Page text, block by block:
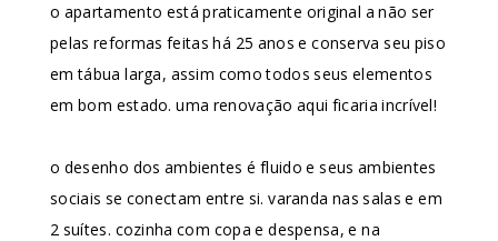
o apartamento está praticamente original a não ser
pelas reformas feitas há 25 anos e conserva seu piso
em tábua larga, assim como todos seus elementos
em bom estado. uma renovação aqui ficaria incrível!
o desenho dos ambientes é fluido e seus ambientes
sociais se conectam entre si. varanda nas salas e em
2 suítes. cozinha com copa e despensa, e na